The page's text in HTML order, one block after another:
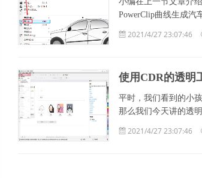
PowerClip曲线生成汽
2021/4/27 23:07:46
使用CDR的透明
平时，我们看到的小
那么我们今天讲的透
2021/4/27 23:07:46